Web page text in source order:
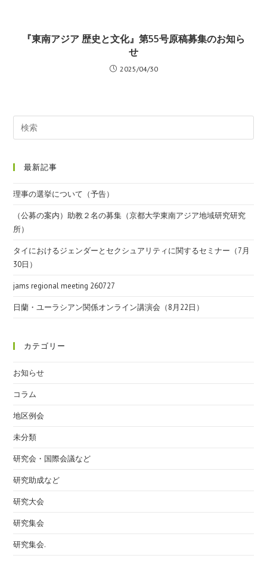
『東南アジア 歴史と文化』第55号原稿募集のお知ら
せ
2025/04/30
最新記事
理事の選挙について（予告）
（公募の案内）助教２名の募集（京都大学東南アジア地域研究研究
所）
タイにおけるジェンダーとセクシュアリティに関するセミナー（7月
30日）
jams regional meeting 260727
日蘭・ユーラシアン関係オンライン講演会（8月22日）
カテゴリー
お知らせ
コラム
地区例会
未分類
研究会・国際会議など
研究助成など
研究大会
研究集会
研究集会.